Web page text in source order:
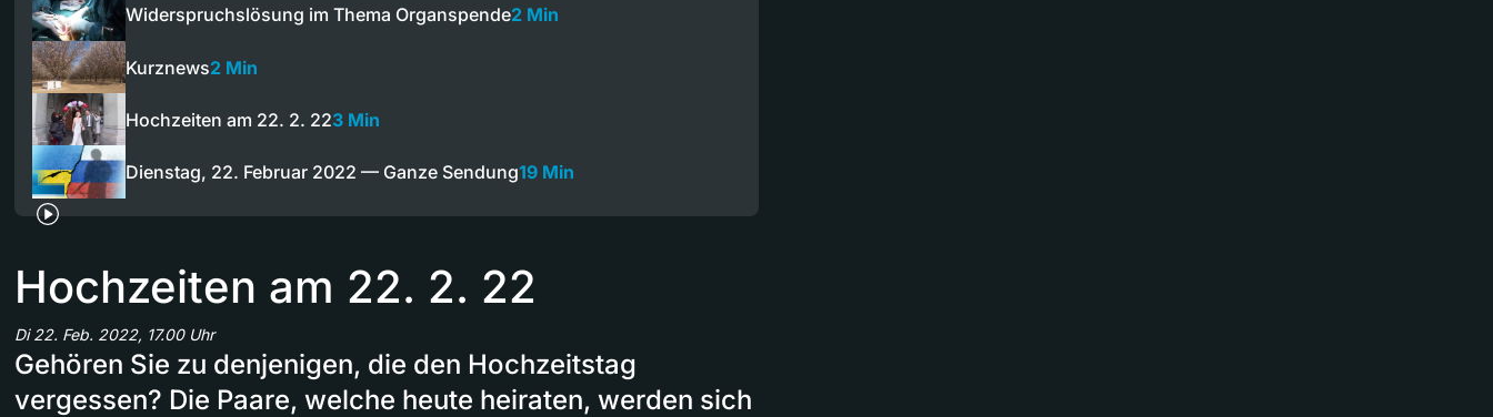
Widerspruchslösung im Thema Organspende2 Min
Kurznews2 Min
Hochzeiten am 22. 2. 223 Min
Dienstag, 22. Februar 2022 — Ganze Sendung19 Min
Hochzeiten am 22. 2. 22
Di 22. Feb. 2022, 17.00 Uhr
Gehören Sie zu denjenigen, die den Hochzeitstag
vergessen? Die Paare, welche heute heiraten, werden sich